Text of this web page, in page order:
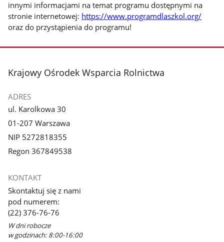
innymi informacjami na temat programu dostępnymi na
stronie internetowej: https://www.programdlaszkol.org/
oraz do przystąpienia do programu!
stopka
Krajowy Ośrodek Wsparcia Rolnictwa
ADRES
ul. Karolkowa 30
01-207 Warszawa
NIP 5272818355
Regon 367849538
KONTAKT
Skontaktuj się z nami
pod numerem:
(22) 376-76-76
W dni robocze
w godzinach: 8:00-16:00